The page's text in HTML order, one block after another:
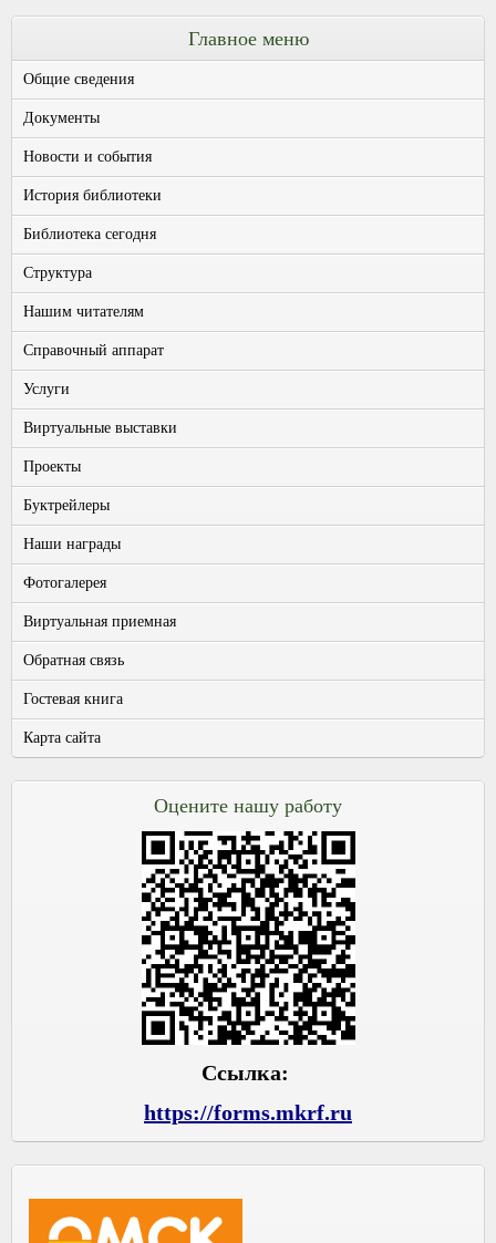
Главное меню
Общие сведения
Документы
Новости и события
История библиотеки
Библиотека сегодня
Структура
Нашим читателям
Справочный аппарат
Услуги
Виртуальные выставки
Проекты
Буктрейлеры
Наши награды
Фотогалерея
Виртуальная приемная
Обратная связь
Гостевая книга
Карта сайта
Оцените нашу работу
Ссылка:
https://forms.mkrf.ru